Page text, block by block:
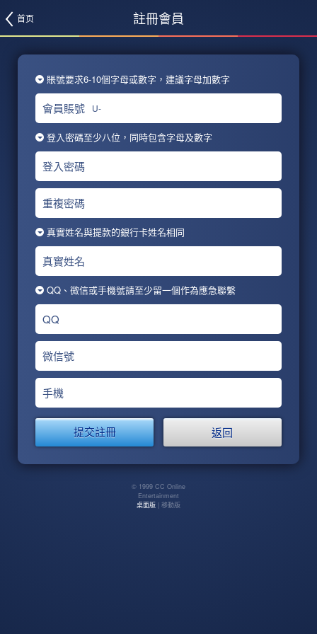
首页 註冊會員
賬號要求6-10個字母或數字，建議字母加數字
會員賬號 U-
登入密碼至少八位，同時包含字母及數字
登入密碼
重複密碼
真實姓名與提款的銀行卡姓名相同
真實姓名
QQ、微信或手機號請至少留一個作為應急聯繫
QQ
微信號
手機
返回
© 1999 CC Online
Entertainment
桌面版 | 移動版